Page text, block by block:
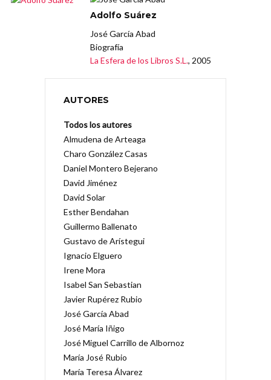
Adolfo Suárez
José García Abad
Biografía
La Esfera de los Libros S.L., 2005
AUTORES
Todos los autores
Almudena de Arteaga
Charo González Casas
Daniel Montero Bejerano
David Jiménez
David Solar
Esther Bendahan
Guillermo Ballenato
Gustavo de Arístegui
Ignacio Elguero
Irene Mora
Isabel San Sebastian
Javier Rupérez Rubio
José García Abad
José María Iñigo
José Miguel Carrillo de Albornoz
María José Rubio
María Teresa Álvarez